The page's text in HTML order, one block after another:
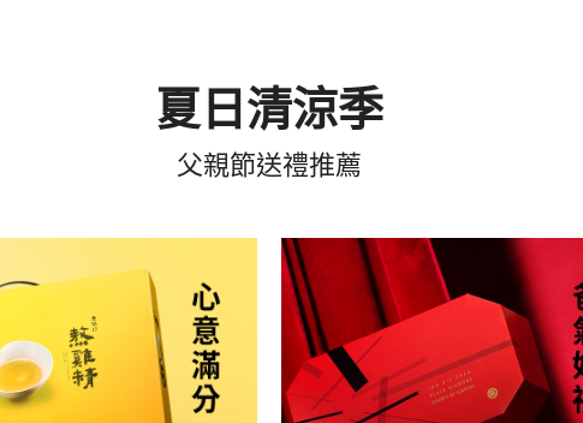
夏日清涼季
父親節送禮推薦